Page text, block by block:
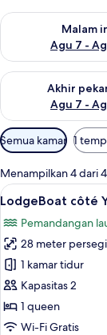
Malam
Agu 7 -
Periksa
Akhir
Agu 7 -
Periksa
Filter
tersedia
untuk
kamar
Semua kamar 1
Menampilkan 4 dari
Lihat
semua
foto
untuk
LodgeBoat
côté
Yacht
Club
14
LodgeBoat côté
Pemandangan
28 meter persegi
1 kamar tidur
Kapasitas 2
1 queen
Wi-Fi Gratis